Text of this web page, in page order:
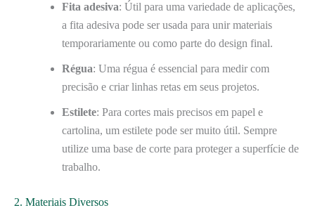
Fita adesiva: Útil para uma variedade de aplicações,
a fita adesiva pode ser usada para unir materiais
temporariamente ou como parte do design final.
Régua: Uma régua é essencial para medir com
precisão e criar linhas retas em seus projetos.
Estilete: Para cortes mais precisos em papel e
cartolina, um estilete pode ser muito útil. Sempre
utilize uma base de corte para proteger a superfície de
trabalho.
2. Materiais Diversos